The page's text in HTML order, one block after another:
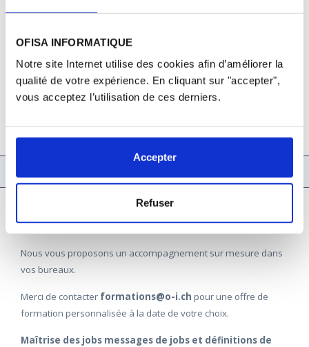
OFISA INFORMATIQUE
Notre site Internet utilise des cookies afin d’améliorer la
qualité de votre expérience. En cliquant sur "accepter",
vous acceptez l’utilisation de ces derniers.
Accepter
Refuser
Le contenu de cette formation ne correspond pas
MESSAGES ET DÉFINITIONS DE JOBS
Nous vous proposons un accompagnement sur mesure dans
vos bureaux.
Merci de contacter formations@o-i.ch pour une offre de
formation personnalisée à la date de votre choix.
Maîtrise des jobs messages de jobs et définitions de